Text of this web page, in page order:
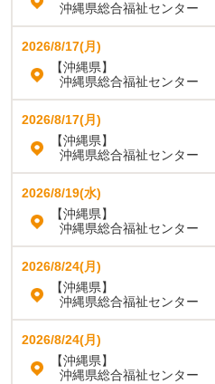
沖縄県総合福祉センター
2026/8/17(月)
【沖縄県】
沖縄県総合福祉センター
2026/8/17(月)
【沖縄県】
沖縄県総合福祉センター
2026/8/19(水)
【沖縄県】
沖縄県総合福祉センター
2026/8/24(月)
【沖縄県】
沖縄県総合福祉センター
2026/8/24(月)
【沖縄県】
沖縄県総合福祉センター